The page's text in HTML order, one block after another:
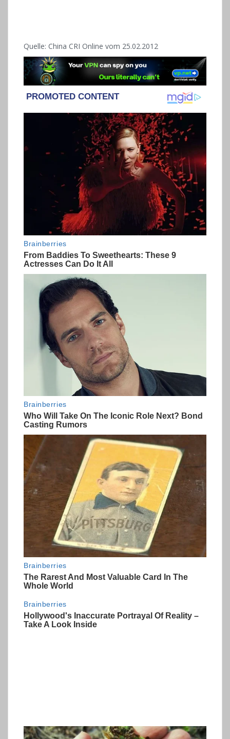
Quelle: China CRI Online vom 25.02.2012